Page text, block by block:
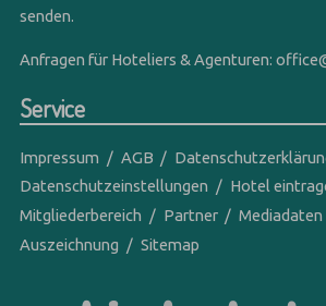
senden.
Anfragen für Hoteliers & Agenturen:
Service
Impressum AGB
Datenschutzeinstellungen
Hotel
Mitgliederbereich
Partner Mediadaten
Auszeichnung
Sitemap